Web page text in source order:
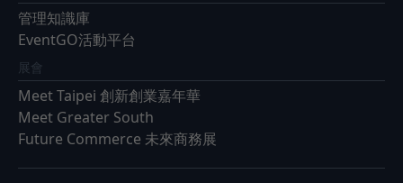
管理知識庫
EventGO活動平台
展會
Meet Taipei 創新創業嘉年華
Meet Greater South
Future Commerce 未來商務展